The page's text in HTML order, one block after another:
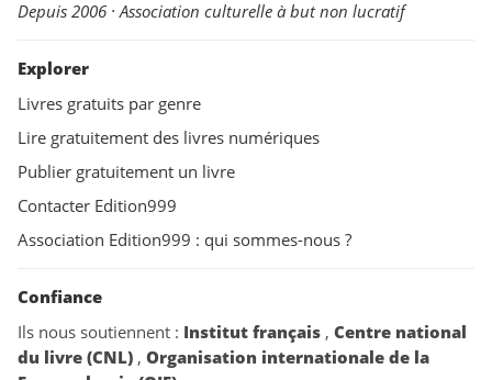
Depuis 2006 · Association culturelle à but non lucratif
Explorer
Livres gratuits par genre
Lire gratuitement des livres numériques
Publier gratuitement un livre
Contacter Edition999
Association Edition999 : qui sommes-nous ?
Confiance
Ils nous soutiennent : Institut français , Centre national
du livre (CNL) , Organisation internationale de la